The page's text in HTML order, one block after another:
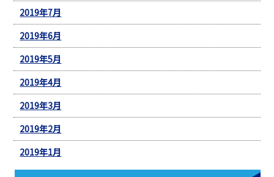
2019年7月
2019年6月
2019年5月
2019年4月
2019年3月
2019年2月
2019年1月